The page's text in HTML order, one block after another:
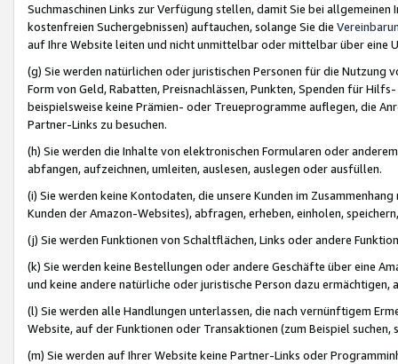
Suchmaschinen Links zur Verfügung stellen, damit Sie bei
kostenfreien Suchergebnissen) auftauchen, solange Sie die
auf Ihre Website leiten und nicht unmittelbar oder mittelbar über eine
(g) Sie werden natürlichen oder juristischen Personen für die Nutzung
Form von Geld, Rabatten, Preisnachlässen, Punkten, Spenden für
beispielsweise keine Prämien- oder Treueprogramme auflegen, die
Partner-Links zu besuchen.
(h) Sie werden die Inhalte von elektronischen Formularen oder
abfangen, aufzeichnen, umleiten, auslesen, auslegen oder ausfüllen.
(i) Sie werden keine Kontodaten, die unsere Kunden im
Kunden der Amazon-Websites), abfragen, erheben, einholen,
(j) Sie werden Funktionen von Schaltflächen, Links oder andere
(k) Sie werden keine Bestellungen oder andere Geschäfte über eine
und keine andere natürliche oder juristische Person dazu
(l) Sie werden alle Handlungen unterlassen, die nach vernünftigem
Website, auf der Funktionen oder Transaktionen (zum Beispiel
(m) Sie werden auf Ihrer Website keine Partner-Links oder